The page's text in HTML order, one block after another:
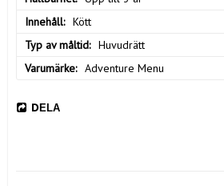
Innehåll
Kött
Typ av måltid
Huvudrätt
Varumärke
Adventure Menu
DELA